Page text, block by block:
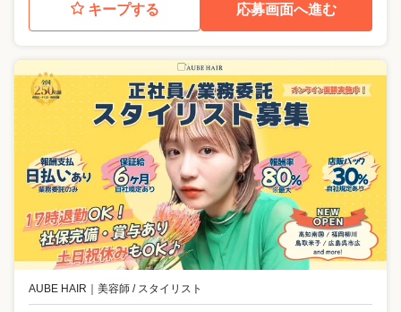
キープする 応募画面へ進む
AUBE HAIR 美容師 / スタイリスト